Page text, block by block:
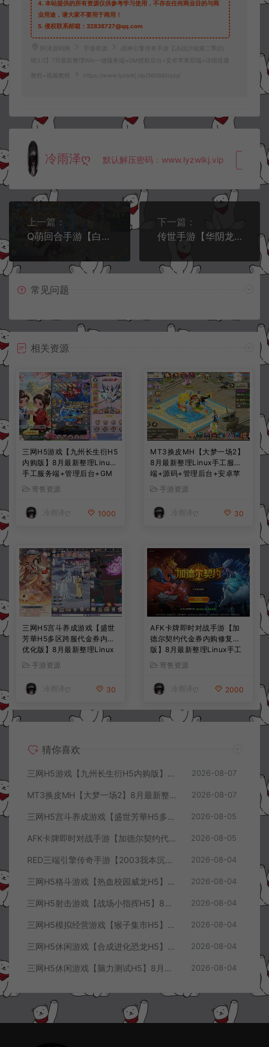
4. 本站提供的所有资源仅供参考学习使用，不存在任何商业目的与商
业用途，请大家不要用于商用！
5. 侵权联系邮箱：32838727@qq.com
阿泽源码网 手游资源
战神引擎传奇手游【决战沙城第二季[白
猪3.1]】7月最新整理Win一键服务端+GM授权后台+安卓苹果双端+详细搭建
教程+视频教程 https://www.lyzwlkj.vip/36068/syzy/
冷雨泽ღ 默认解压密码：www.lyzwlkj.vip 复
上一篇：
Q萌回合手游【白娘子传奇三端完整版】7月最新整理Linux手工服务端+GM授权后台+安卓苹果PC+详细搭建教程+视频教程
下一篇：
传世手游【华阴龙魂复古打金版】7月最新整理Linux手工服务端+GM授权后台+安卓+详细搭建教程+视频教程
常见问题
相关资源
三网H5游戏【九州长生衍H5
内购版】8月最新整理Linux
手工服务端+管理后台+GM
授权后台+简易安卓客户端
+详细搭建教程+视频教程
寄售资源
冷雨泽ღ 1000
MT3换皮MH【大梦一场2】
8月最新整理Linux手工服务
端+源码+管理后台+安卓苹
果双端+详细搭建教程+视频
教程
手游资源
冷雨泽ღ 30
三网H5宫斗养成游戏【盛世
芳華H5多区跨服代金券内购
优化版】8月最新整理Linux
手工服务端+CDK授权后台
+全资源安卓+详细搭建教程
+视频教程
手游资源
冷雨泽ღ 30
AFK卡牌即时对战手游【加
德尔契约代金券内购修复
版】8月最新整理Linux手工
服务端+前后端全套源码+CD
K授权后台+安卓苹果双端
+详细搭建教程+视频教程
寄售资源
冷雨泽ღ 2000
猜你喜欢
三网H5游戏【九州长生衍H5内购版】8月最新整理Linux手工服务端+管理后台+GM授权后台+简易安卓客户端+详细搭建教程+视频教程 2026-08-07
MT3换皮MH【大梦一场2】8月最新整理Linux手工服务端+源码+管理后台+安卓苹果双端+详细搭建教程+视频教程 2026-08-07
三网H5宫斗养成游戏【盛世芳華H5多区跨服代金券内购优化版】8月最新整理Linux手工服务端+CDK授权后台+全资源安卓+详细搭建教程+视频教程 2026-08-05
AFK卡牌即时对战手游【加德尔契约代金券内购修复版】8月最新整理Linux手工服务端+前后端全套源码+CDK授权后台+安卓苹果双端+详细搭建教程+视频教程 2026-08-05
RED三端引擎传奇手游【2003我本沉默三职业】8月最新整理Win一键服务端+PC安卓+详细搭建教程 2026-08-04
三网H5格斗游戏【热血校园威龙H5】8月最新整理Linux手工服务端+Win一键服务端+解压即玩+简易安卓客户端+详细搭建教程 2026-08-04
三网H5射击游戏【战场小指挥H5】8月最新整理Linux手工服务端+Win一键服务端+解压即玩+简易安卓客户端+详细搭建教程 2026-08-04
三网H5模拟经营游戏【猴子集市H5】8月最新整理Linux手工服务端+Win一键服务端+解压即玩+简易安卓客户端+详细搭建教程 2026-08-04
三网H5休闲游戏【合成进化恐龙H5】8月最新整理Linux手工服务端+Win一键服务端+解压即玩+简易安卓客户端+详细搭建教程 2026-08-04
三网H5休闲游戏【脑力测试H5】8月最新整理Linux手工服务端+Win一键服务端+解压即玩+简易安卓客户端+详细搭建教程 2026-08-04